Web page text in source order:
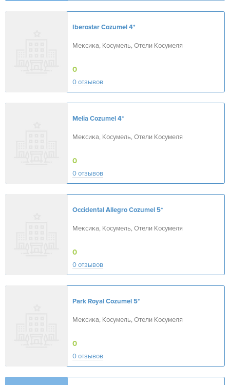
Iberostar Cozumel4*
Мексика, Косумель, Отели Косумеля
0
0 отзывов
Melia Cozumel4*
Мексика, Косумель, Отели Косумеля
0
0 отзывов
Occidental Allegro Cozumel5*
Мексика, Косумель, Отели Косумеля
0
0 отзывов
Park Royal Cozumel5*
Мексика, Косумель, Отели Косумеля
0
0 отзывов